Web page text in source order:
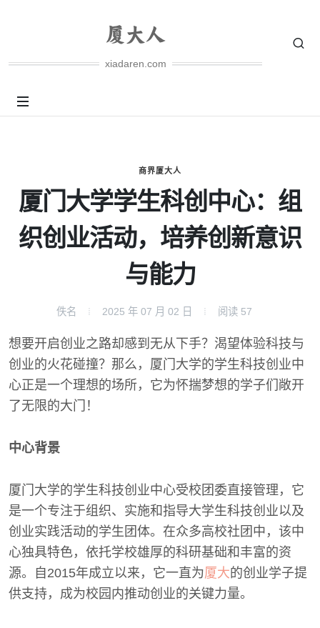
xiadaren.com
商界厦大人
厦门大学学生科创中心：组
织创业活动，培养创新意识
与能力
佚名 2025 年 07 月 02 日 阅读 57
想要开启创业之路却感到无从下手？渴望体验科技与
创业的火花碰撞？那么，厦门大学的学生科技创业中
心正是一个理想的场所，它为怀揣梦想的学子们敞开
了无限的大门！
中心背景
厦门大学的学生科技创业中心受校团委直接管理，它
是一个专注于组织、实施和指导大学生科技创业以及
创业实践活动的学生团体。在众多高校社团中，该中
心独具特色，依托学校雄厚的科研基础和丰富的资
源。自2015年成立以来，它一直为厦大的创业学子提
供支持，成为校园内推动创业的关键力量。